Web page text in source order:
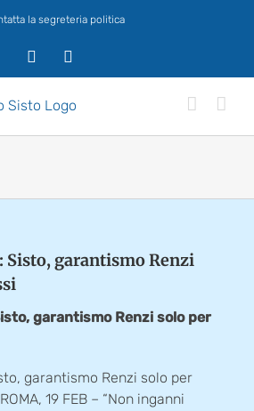
la segreteria politica
garantismo Renzi
garantismo Renzi solo per
garantismo Renzi solo per
19 FEB – “Non inganni